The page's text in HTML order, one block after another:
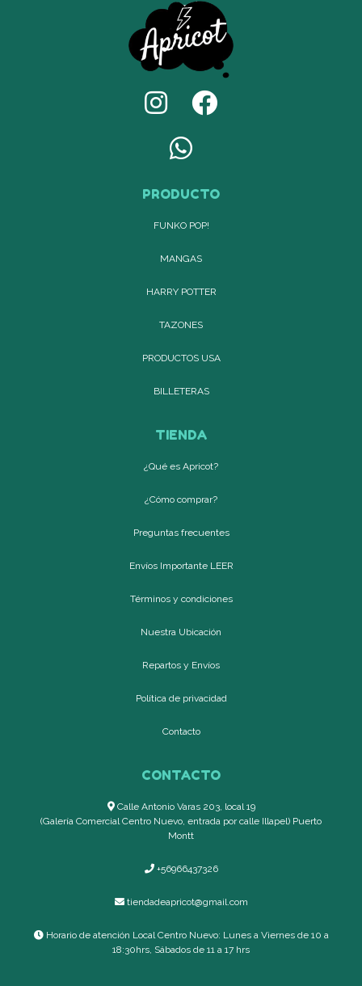
PRODUCTO
FUNKO POP!
MANGAS
HARRY POTTER
TAZONES
PRODUCTOS USA
BILLETERAS
TIENDA
¿Qué es Apricot?
¿Cómo comprar?
Preguntas frecuentes
Envíos Importante LEER
Términos y condiciones
Nuestra Ubicación
Repartos y Envíos
Política de privacidad
Contacto
CONTACTO
Calle Antonio Varas 203, local 19
(Galería Comercial Centro Nuevo, entrada por calle Illapel) Puerto
Montt
+56966437326
tiendadeapricot@gmail.com
Horario de atención Local Centro Nuevo: Lunes a Viernes de 10 a
18:30hrs, Sábados de 11 a 17 hrs